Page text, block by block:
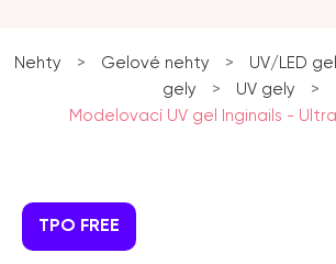
Nehty > Gelové nehty > UV/LED
gely
> UV gely
>
Modelovací UV gel Inginails -
TPO FREE